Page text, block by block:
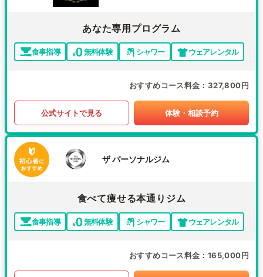
あなた専用プログラム
食事指導 無料体験 シャワー ウェアレンタル
おすすめコース料金 327,800円
公式サイトで見る 体験・相談予約
ザ パーソナルジム
食べて痩せる本通りジム
食事指導 無料体験 シャワー ウェアレンタル
おすすめコース料金 165,000円